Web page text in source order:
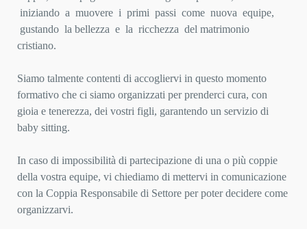
iniziando a muovere i primi passi come nuova equipe,
gustando la bellezza e la ricchezza del matrimonio
cristiano.
Siamo talmente contenti di accogliervi in questo momento
formativo che ci siamo organizzati per prenderci cura, con
gioia e tenerezza, dei vostri figli, garantendo un servizio di
baby sitting.
In caso di impossibilità di partecipazione di una o più coppie
della vostra equipe, vi chiediamo di mettervi in comunicazione
con la Coppia Responsabile di Settore per poter decidere come
organizzarvi.